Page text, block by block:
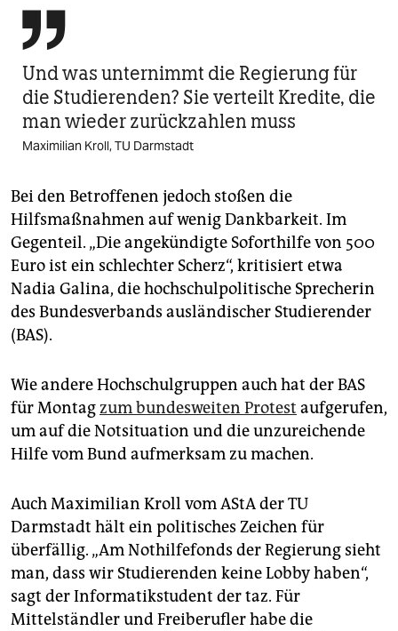

Und was unternimmt die Regierung für
die Studierenden? Sie verteilt Kredite, die
man wieder zurückzahlen muss
Maximilian Kroll, TU Darmstadt
Bei den Betroffenen jedoch stoßen die
Hilfsmaßnahmen auf wenig Dankbarkeit. Im
Gegenteil. „Die angekündigte Soforthilfe von 500
Euro ist ein schlechter Scherz“, kritisiert etwa
Nadia Galina, die hochschulpolitische Sprecherin
des Bundesverbands ausländischer Studierender
(BAS).
Wie andere Hochschulgruppen auch hat der BAS
für Montagzum bundesweiten Protest aufgerufen,
um auf die Notsituation und die unzureichende
Hilfe vom Bund aufmerksam zu machen.
Auch Maximilian Kroll vom AStA der TU
Darmstadt hält ein politisches Zeichen für
überfällig. „Am Nothilfefonds der Regierung sieht
man, dass wir Studierenden keine Lobby haben“,
sagt der Informatikstudent der taz. Für
Mittelständler und Freiberufler habe die